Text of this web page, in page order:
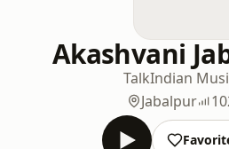
Akashvani
TalkIndian
Jabalpur